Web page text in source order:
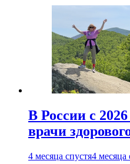
В России с
врачи
4 месяца спустя4 месяца